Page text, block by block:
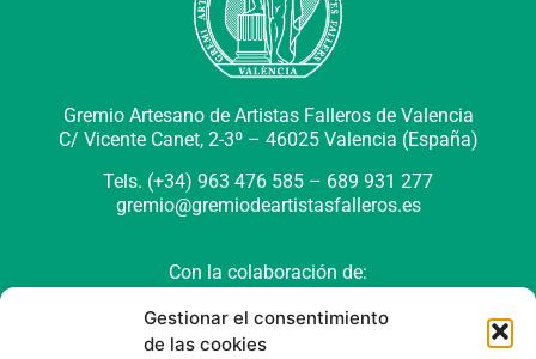
Gestionar el consentimiento
de las cookies
Gremio Artesano de Artistas Falleros de Valencia
C/ Vicente Canet, 2-3º – 46025 Valencia (España)
Tels. (+34) 963 476 585 – 689 931 277
gremio@gremiodeartistasfalleros.es
Con la colaboración de: